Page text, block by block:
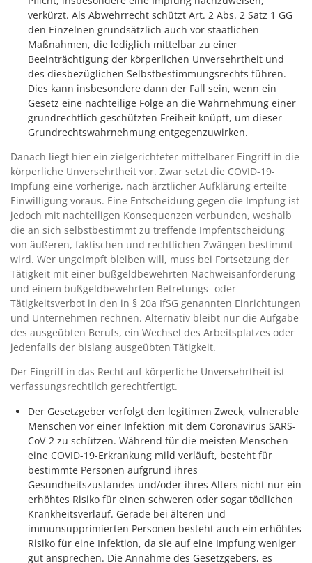
verkürzt. Als Abwehrrecht schützt Art. 2 Abs. 2 Satz 1 GG
den Einzelnen grundsätzlich auch vor staatlichen
Maßnahmen, die lediglich mittelbar zu einer
Beeinträchtigung der körperlichen Unversehrtheit und
des diesbezüglichen Selbstbestimmungsrechts führen.
Dies kann insbesondere dann der Fall sein, wenn ein
Gesetz eine nachteilige Folge an die Wahrnehmung einer
grundrechtlich geschützten Freiheit knüpft, um dieser
Grundrechtswahrnehmung entgegenzuwirken.
Danach liegt hier ein zielgerichteter mittelbarer Eingriff in die
körperliche Unversehrtheit vor. Zwar setzt die COVID-19-
Impfung eine vorherige, nach ärztlicher Aufklärung erteilte
Einwilligung voraus. Eine Entscheidung gegen die Impfung ist
jedoch mit nachteiligen Konsequenzen verbunden, weshalb
die an sich selbstbestimmt zu treffende Impfentscheidung
von äußeren, faktischen und rechtlichen Zwängen bestimmt
wird. Wer ungeimpft bleiben will, muss bei Fortsetzung der
Tätigkeit mit einer bußgeldbewehrten Nachweisanforderung
und einem bußgeldbewehrten Betretungs- oder
Tätigkeitsverbot in den in § 20a IfSG genannten Einrichtungen
und Unternehmen rechnen. Alternativ bleibt nur die Aufgabe
des ausgeübten Berufs, ein Wechsel des Arbeitsplatzes oder
jedenfalls der bislang ausgeübten Tätigkeit.
Der Eingriff in das Recht auf körperliche Unversehrtheit ist
verfassungsrechtlich gerechtfertigt.
Der Gesetzgeber verfolgt den legitimen Zweck, vulnerable
Menschen vor einer Infektion mit dem Coronavirus SARS-
CoV-2 zu schützen. Während für die meisten Menschen
eine COVID-19-Erkrankung mild verläuft, besteht für
bestimmte Personen aufgrund ihres
Gesundheitszustandes und/oder ihres Alters nicht nur ein
erhöhtes Risiko für einen schweren oder sogar tödlichen
Krankheitsverlauf. Gerade bei älteren und
immunsupprimierten Personen besteht auch ein erhöhtes
Risiko für eine Infektion, da sie auf eine Impfung weniger
gut ansprechen. Die Annahme des Gesetzgebers, es